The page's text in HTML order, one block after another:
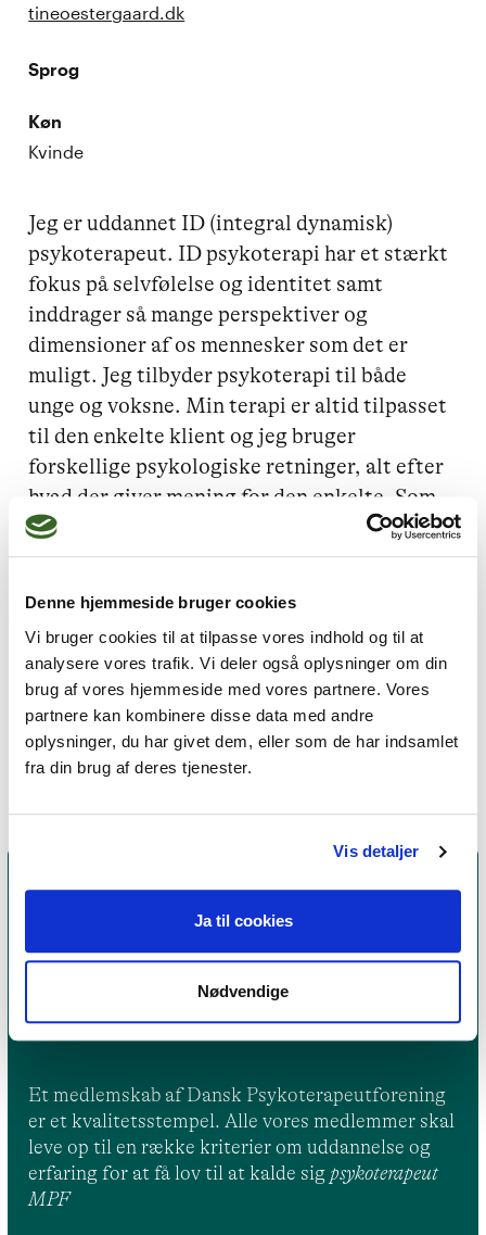
Denne hjemmeside bruger cookies
Vi bruger cookies til at tilpasse vores indhold og til at
analysere vores trafik. Vi deler også oplysninger om din
brug af vores hjemmeside med vores partnere. Vores
partnere kan kombinere disse data med andre
oplysninger, du har givet dem, eller som de har indsamlet
fra din brug af deres tjenester.
Vis detaljer
Ja til cookies
Nødvendige
tineoestergaard.dk
Sprog
Køn
Kvinde
Jeg er uddannet ID (integral dynamisk)
psykoterapeut. ID psykoterapi har et stærkt
fokus på selvfølelse og identitet samt
inddrager så mange perspektiver og
dimensioner af os mennesker som det er
muligt. Jeg tilbyder psykoterapi til både
unge og voksne. Min terapi er altid tilpasset
til den enkelte klient og jeg bruger
forskellige psykologiske retninger, alt efter
hvad der giver mening for den enkelte. Som
terapeut arbejder jeg meget holistisk og
dybdegående og inddrager gerne kreative og
mening. Oprindeligt er jeg uddannet
socialpædagog og har mange års erfaring i at
arbejde med mange forskellige mennesker
og problematikker.
Hjemmeside: www.tineoestergaard.dk
Et medlemskab af Dansk Psykoterapeutforening
er et kvalitetsstempel. Alle vores medlemmer skal
leve op til en række kriterier om uddannelse og
erfaring for at få lov til at kalde sig psykoterapeut
MPF